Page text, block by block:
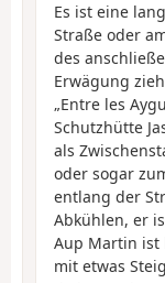
Es ist eine
Straße oder
des
Erwägung
„Entre les
Schutzhütte
als
oder sogar
entlang der
Abkühlen, er
Aup Martin ist
mit etwas